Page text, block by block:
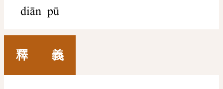
diān pū
釋 義